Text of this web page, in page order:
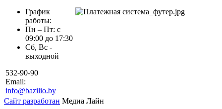
График
работы:
Пн – Пт: с
09:00 до 17:30
Сб, Вс -
выходной
532-90-90
Email:
info@bazilio.by
Сайт разработан Медиа Лайн